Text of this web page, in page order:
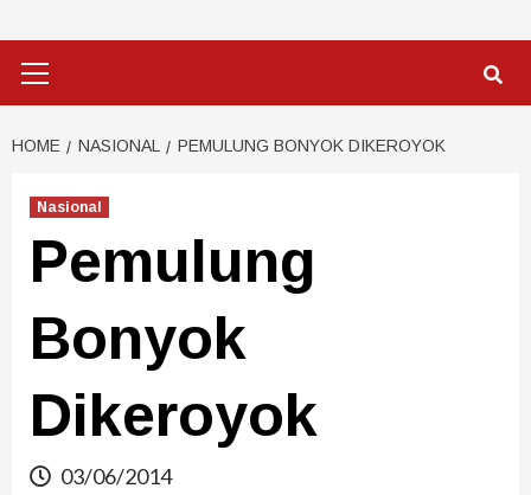
HOME NASIONAL PEMULUNG BONYOK DIKEROYOK
Nasional
Pemulung
Bonyok
Dikeroyok
03/06/2014